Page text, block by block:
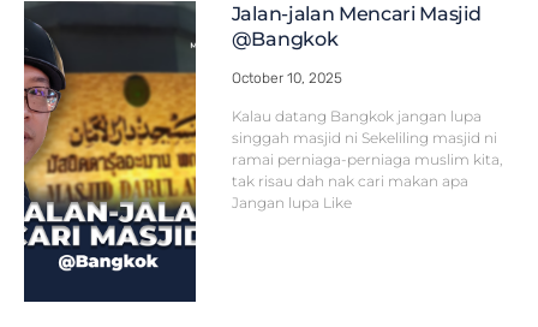
Jalan-jalan Mencari Masjid
@Bangkok
October 10, 2025
Kalau datang Bangkok jangan lupa
singgah masjid ni Sekeliling masjid ni
ramai perniaga-perniaga muslim kita,
tak risau dah nak cari makan apa
Jangan lupa Like